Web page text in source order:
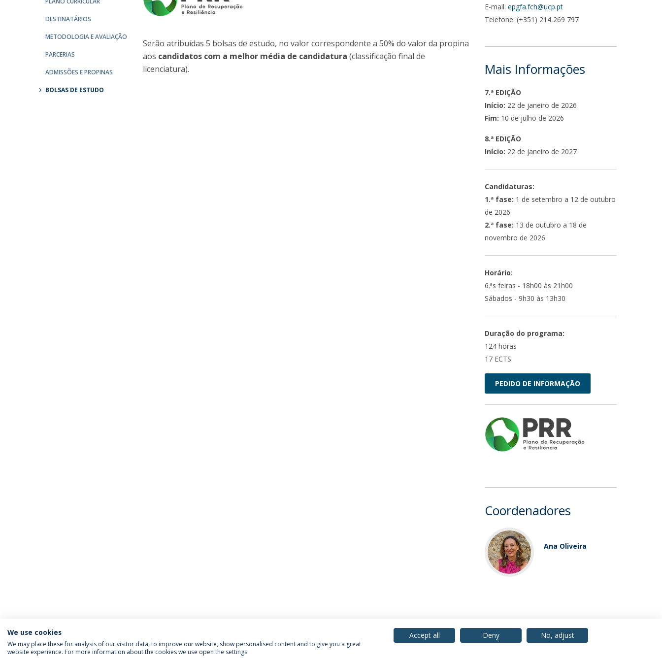
Católica Research Centre for Psychological, Family and
Social Wellbeing
DESTINATÁRIOS
METODOLOGIA E AVALIAÇÃO
PARCERIAS
ADMISSÕES E PROPINAS
BOLSAS DE ESTUDO
Serão atribuídas 5 bolsas de estudo, no valor correspondente a 50% do valor da propina
aos candidatos com a melhor média de candidatura(classificação final de
licenciatura).
E-mail:epgfa.fch@ucp.pt
Telefone: (+351) 214 269 797
Mais Informações
7.ª EDIÇÃO
Início: 22 de janeiro de 2026
Fim: 10 de julho de 2026
8.ª EDIÇÃO
Início: 22 de janeiro de 2027
Candidaturas:
1.ª fase: 1 de setembro a 12 de outubro
de 2026
2.ª fase: 13 de outubro a 18 de
novembro de 2026
Horário:
6.ªs feiras - 18h00 às 21h00
Sábados - 9h30 às 13h30
Duração do programa:
124 horas
17 ECTS
PEDIDO DE INFORMAÇÃO
Coordenadores
Ana Oliveira
We use cookies
We may place these for analysis of our visitor data, to improve our website, show personalised content and to give you a great
website experience. For more information about the cookies we use open the settings.
Accept all Deny No, adjust